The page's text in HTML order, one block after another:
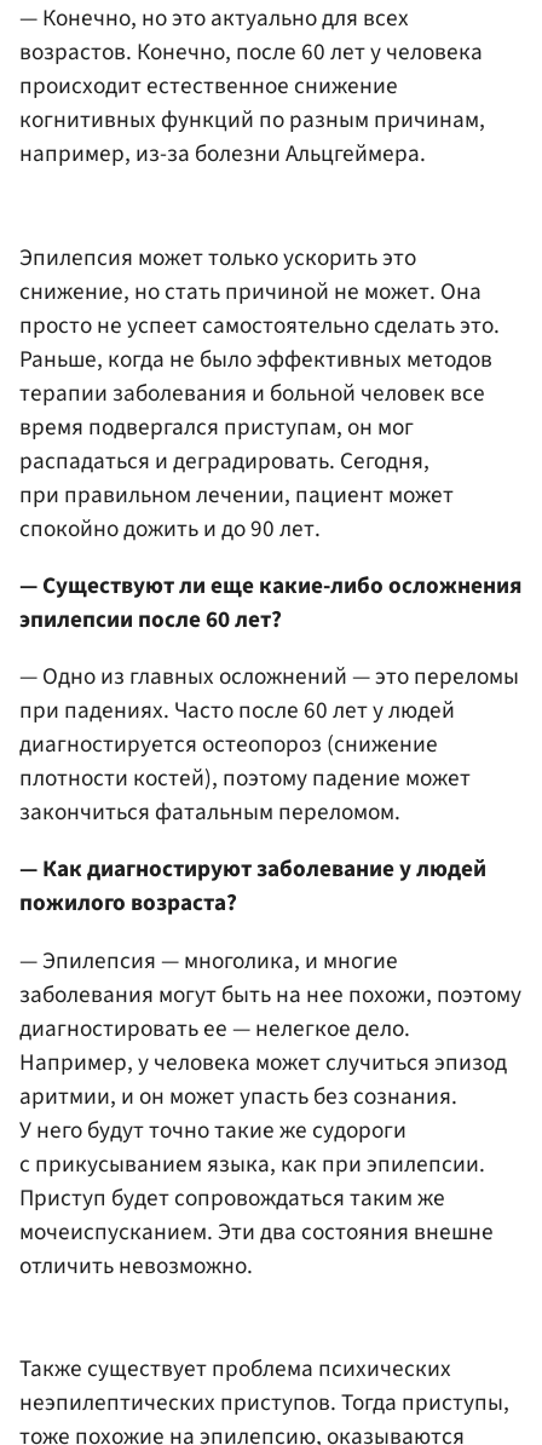
— Конечно, но это актуально для всех
возрастов. Конечно, после 60 лет у человека
происходит естественное снижение
когнитивных функций по разным причинам,
например, из-за болезни Альцгеймера.
Эпилепсия может только ускорить это
снижение, но стать причиной не может. Она
просто не успеет самостоятельно сделать это.
Раньше, когда не было эффективных методов
терапии заболевания и больной человек все
время подвергался приступам, он мог
распадаться и деградировать. Сегодня,
при правильном лечении, пациент может
спокойно дожить и до 90 лет.
— Существуют ли еще какие-либо осложнения
эпилепсии после 60 лет?
— Одно из главных осложнений — это переломы
при падениях. Часто после 60 лет у людей
диагностируется остеопороз (снижение
плотности костей), поэтому падение может
закончиться фатальным переломом.
— Как диагностируют заболевание у людей
пожилого возраста?
— Эпилепсия — многолика, и многие
заболевания могут быть на нее похожи, поэтому
диагностировать ее — нелегкое дело.
Например, у человека может случиться эпизод
аритмии, и он может упасть без сознания.
У него будут точно такие же судороги
с прикусыванием языка, как при эпилепсии.
Приступ будет сопровождаться таким же
мочеиспусканием. Эти два состояния внешне
отличить невозможно.
Также существует проблема психических
неэпилептических приступов. Тогда приступы,
тоже похожие на эпилепсию, оказываются